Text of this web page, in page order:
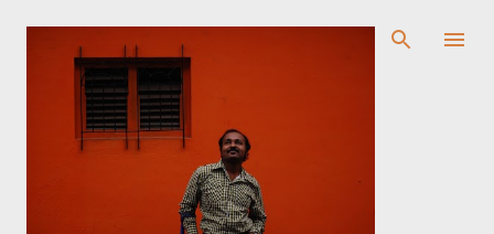
முதன்மை உள்ளடக்கத்திற்குச் செல்